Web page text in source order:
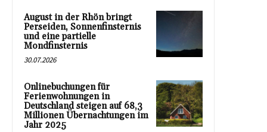
August in der Rhön bringt
Perseiden, Sonnenfinsternis
und eine partielle
Mondfinsternis
30.07.2026
Onlinebuchungen für
Ferienwohnungen in
Deutschland steigen auf 68,3
Millionen Übernachtungen im
Jahr 2025